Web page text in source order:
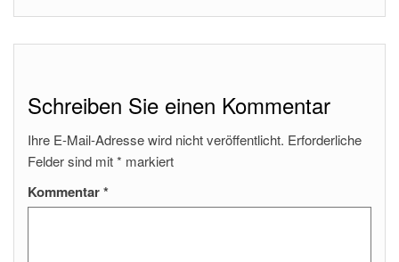
Schreiben Sie einen Kommentar
Ihre E-Mail-Adresse wird nicht veröffentlicht. Erforderliche
Felder sind mit* markiert
Kommentar*